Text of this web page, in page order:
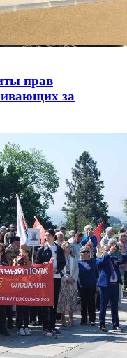
прав
за